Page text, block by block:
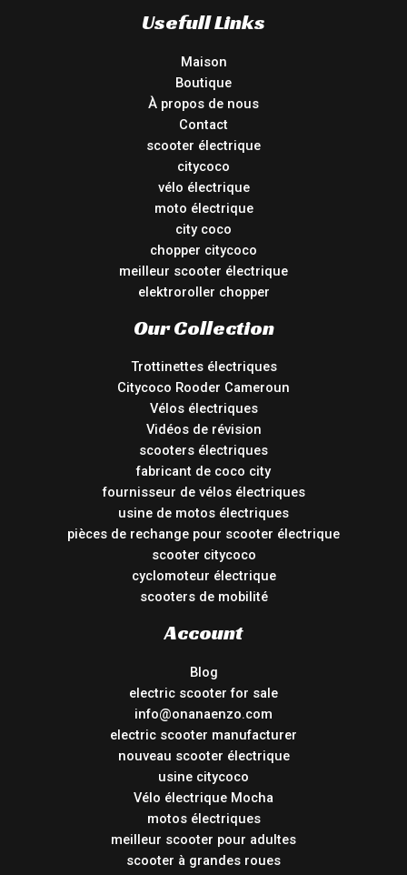
Usefull Links
Maison
Boutique
À propos de nous
Contact
scooter électrique
citycoco
vélo électrique
moto électrique
city coco
chopper citycoco
meilleur scooter électrique
elektroroller chopper
Our Collection
Trottinettes électriques
Citycoco Rooder Cameroun
Vélos électriques
Vidéos de révision
scooters électriques
fabricant de coco city
fournisseur de vélos électriques
usine de motos électriques
pièces de rechange pour scooter électrique
scooter citycoco
cyclomoteur électrique
scooters de mobilité
Account
Blog
electric scooter for sale
info@onanaenzo.com
electric scooter manufacturer
nouveau scooter électrique
usine citycoco
Vélo électrique Mocha
motos électriques
meilleur scooter pour adultes
scooter à grandes roues